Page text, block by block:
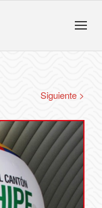
Siguiente >